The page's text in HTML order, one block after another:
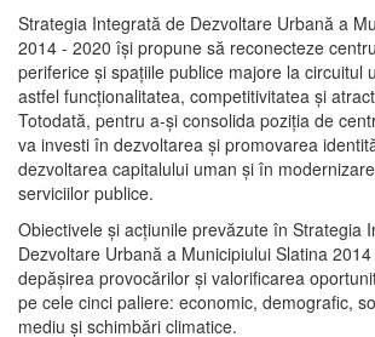
Strategia Integrată de Dezvoltare Urbană a
2014 - 2020 își propune să reconecteze
periferice şi spaţiile publice majore la circuitul
astfel funcţionalitatea, competitivitatea şi
Totodată, pentru a-şi consolida poziţia de
va investi în dezvoltarea şi promovarea
dezvoltarea capitalului uman şi în
serviciilor publice.
Obiectivele şi acţiunile prevăzute în Strategia
Dezvoltare Urbană a Municipiului Slatina
depășirea provocărilor şi valorificarea
pe cele cinci paliere: economic, demografic,
mediu şi schimbări climatice.